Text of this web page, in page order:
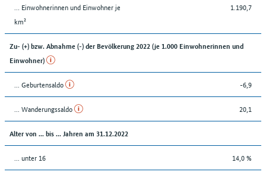
… Einwohnerinnen und Einwohner je
km²
1.190,7
Zu- (+) bzw. Abnahme (-) der Bevölkerung 2022 (je 1.000 Einwohnerinnen und
Einwohner)
... Geburtensaldo -6,9
... Wanderungssaldo 20,1
Alter von ... bis ... Jahren am 31.12.2022
... unter 16 14,0 %